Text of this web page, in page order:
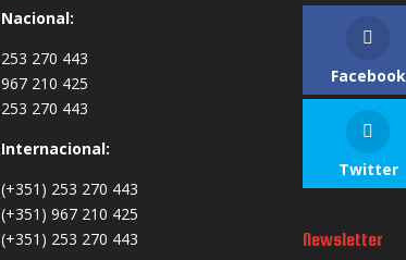
Nacional:
253 270 443
967 210 425
253 270 443
Internacional:
(+351) 253 270 443
(+351) 967 210 425
(+351) 253 270 443
Facebook
Twitter
Newsletter